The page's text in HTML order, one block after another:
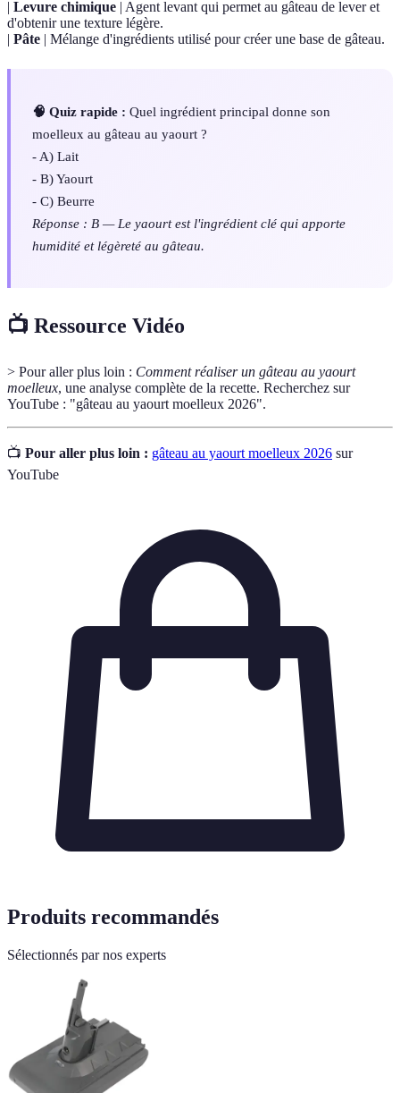
| Levure chimique | Agent levant qui permet au gâteau de lever et
d'obtenir une texture légère.
| Pâte | Mélange d'ingrédients utilisé pour créer une base de gâteau.
🧠 Quiz rapide : Quel ingrédient principal donne son
moelleux au gâteau au yaourt ?
- A) Lait
- B) Yaourt
- C) Beurre
Réponse : B — Le yaourt est l'ingrédient clé qui apporte
humidité et légèreté au gâteau.
📺 Ressource Vidéo
> Pour aller plus loin : Comment réaliser un gâteau au yaourt
moelleux, une analyse complète de la recette. Recherchez sur
YouTube : "gâteau au yaourt moelleux 2026".
📺 Pour aller plus loin : gâteau au yaourt moelleux 2026 sur
YouTube
Produits recommandés
Sélectionnés par nos experts